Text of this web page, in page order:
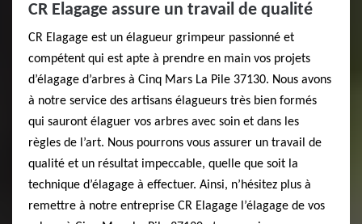
CR Elagage assure un travail de qualité
CR Elagage est un élagueur grimpeur passionné et
compétent qui est apte à prendre en main vos projets
d’élagage d’arbres à Cinq Mars La Pile 37130. Nous avons
à notre service des artisans élagueurs très bien formés
qui sauront élaguer vos arbres avec soin et dans les
règles de l’art. Nous pourrons vous assurer un travail de
qualité et un résultat impeccable, quelle que soit la
technique d’élagage à effectuer. Ainsi, n’hésitez plus à
remettre à notre entreprise CR Elagage l’élagage de vos